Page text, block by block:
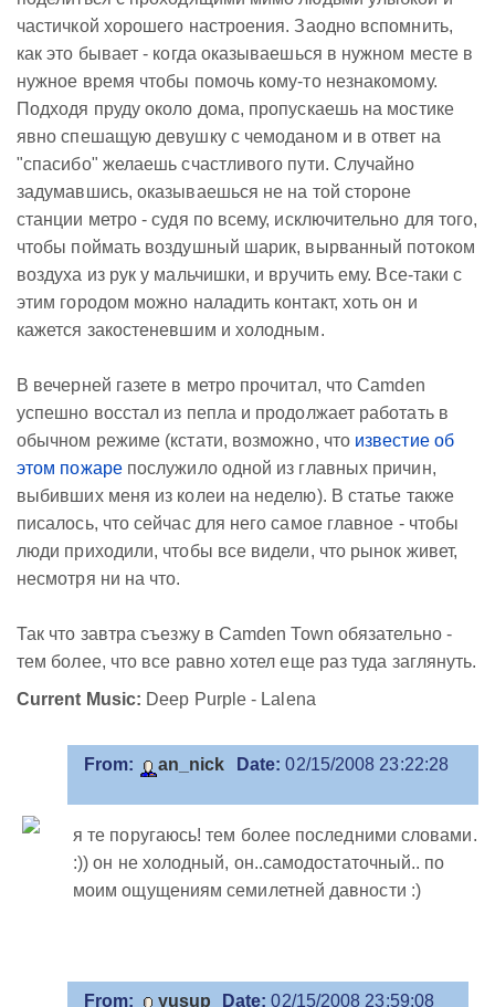
частичкой хорошего настроения. Заодно вспомнить,
как это бывает - когда оказываешься в нужном месте в
нужное время чтобы помочь кому-то незнакомому.
Подходя пруду около дома, пропускаешь на мостике
явно спешащую девушку с чемоданом и в ответ на
"спасибо" желаешь счастливого пути. Случайно
задумавшись, оказываешься не на той стороне
станции метро - судя по всему, исключительно для того,
чтобы поймать воздушный шарик, вырванный потоком
воздуха из рук у мальчишки, и вручить ему. Все-таки с
этим городом можно наладить контакт, хоть он и
кажется закостеневшим и холодным.
В вечерней газете в метро прочитал, что Camden
успешно восстал из пепла и продолжает работать в
обычном режиме (кстати, возможно, что известие об
этом пожарепослужило одной из главных причин,
выбивших меня из колеи на неделю). В статье также
писалось, что сейчас для него самое главное - чтобы
люди приходили, чтобы все видели, что рынок живет,
несмотря ни на что.
Так что завтра съезжу в Camden Town обязательно -
тем более, что все равно хотел еще раз туда заглянуть.
Current Music: Deep Purple - Lalena
From: an_nick Date: 02/15/2008 23:22:28
я те поругаюсь! тем более последними словами..
:)) он не холодный, он..самодостаточный.. по
моим ощущениям семилетней давности :)
From: yusup Date: 02/15/2008 23:59:08